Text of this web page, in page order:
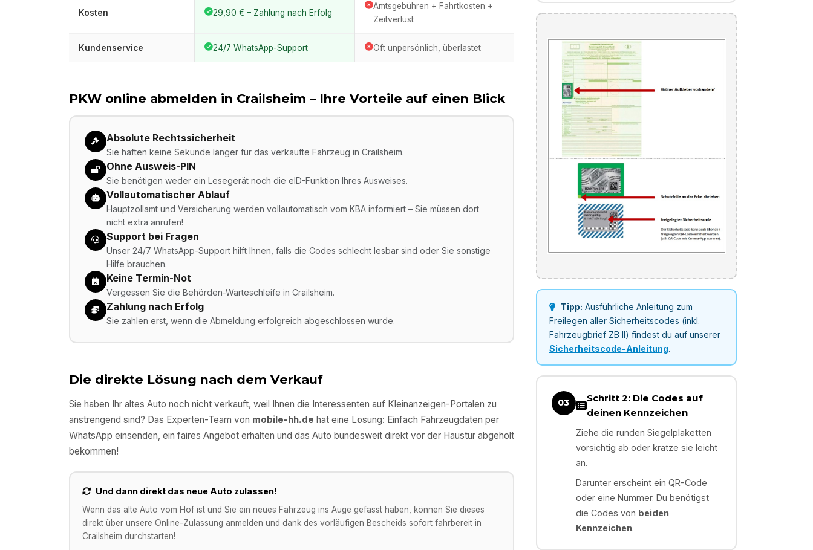
Kosten 29,90 € – Zahlung nach Erfolg
Amtsgebühren + Fahrtkosten +
Zeitverlust
Kundenservice 24/7 WhatsApp-Support Oft unpersönlich, überlastet
PKW online abmelden in Crailsheim – Ihre Vorteile auf einen Blick
Absolute Rechtssicherheit
Sie haften keine Sekunde länger für das verkaufte Fahrzeug in Crailsheim.
Ohne Ausweis-PIN
Sie benötigen weder ein Lesegerät noch die eID-Funktion Ihres Ausweises.
Vollautomatischer Ablauf
Hauptzollamt und Versicherung werden vollautomatisch vom KBA informiert – Sie müssen dort
nicht extra anrufen!
Support bei Fragen
Unser 24/7 WhatsApp-Support hilft Ihnen, falls die Codes schlecht lesbar sind oder Sie sonstige
Hilfe brauchen.
Keine Termin-Not
Vergessen Sie die Behörden-Warteschleife in Crailsheim.
Zahlung nach Erfolg
Sie zahlen erst, wenn die Abmeldung erfolgreich abgeschlossen wurde.
Die direkte Lösung nach dem Verkauf
Sie haben Ihr altes Auto noch nicht verkauft, weil Ihnen die Interessenten auf Kleinanzeigen-Portalen zu
anstrengend sind? Das Experten-Team von mobile-hh.de hat eine Lösung: Einfach Fahrzeugdaten per
WhatsApp einsenden, ein faires Angebot erhalten und das Auto bundesweit direkt vor der Haustür abgeholt
bekommen!
Und dann direkt das neue Auto zulassen!
Wenn das alte Auto vom Hof ist und Sie ein neues Fahrzeug ins Auge gefasst haben, können Sie dieses
direkt über unsere Online-Zulassung anmelden und dank des vorläufigen Bescheids sofort fahrbereit in
Crailsheim durchstarten!
Tipp: Ausführliche Anleitung zum
Freilegen aller Sicherheitscodes (inkl.
Fahrzeugbrief ZB II) findest du auf unserer
Sicherheitscode-Anleitung.
03
Schritt 2: Die Codes auf
deinen Kennzeichen
Ziehe die runden Siegelplaketten
vorsichtig ab oder kratze sie leicht
an.
Darunter erscheint ein QR-Code
oder eine Nummer. Du benötigst
die Codes von beiden
Kennzeichen.